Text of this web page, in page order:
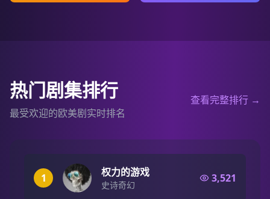
热门剧集排行
最受欢迎的欧美剧实时排名
查看完整排行 →
1 权力的游戏
史诗奇幻
3,521